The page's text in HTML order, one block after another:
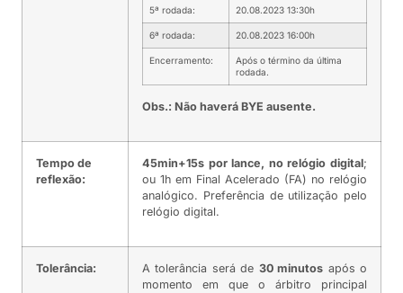
5ª rodada: 20.08.2023 13:30h
6ª rodada: 20.08.2023 16:00h
Encerramento:
Após o término da última
rodada.
Obs.: Não haverá BYE ausente.
Tempo de
reflexão:
45min+15s por lance, no relógio digital;
ou 1h em Final Acelerado (FA) no relógio
analógico. Preferência de utilização pelo
relógio digital.
Tolerância: A tolerância será de 30 minutos após o
momento em que o árbitro principal